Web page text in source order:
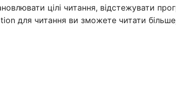
цілі читання, відстежувати
для читання ви зможете читати